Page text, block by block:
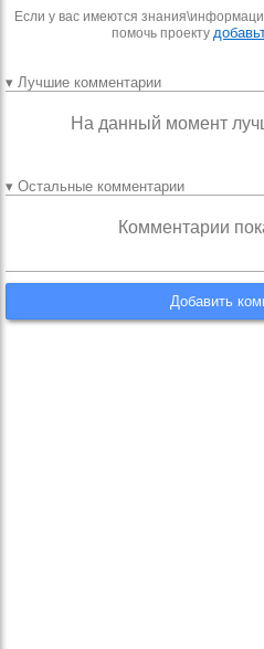
Если у вас имеются
помочь проекту
▾ Лучшие комментарии
На данный момент
▾ Остальные комментарии
Комментарии
Добавить